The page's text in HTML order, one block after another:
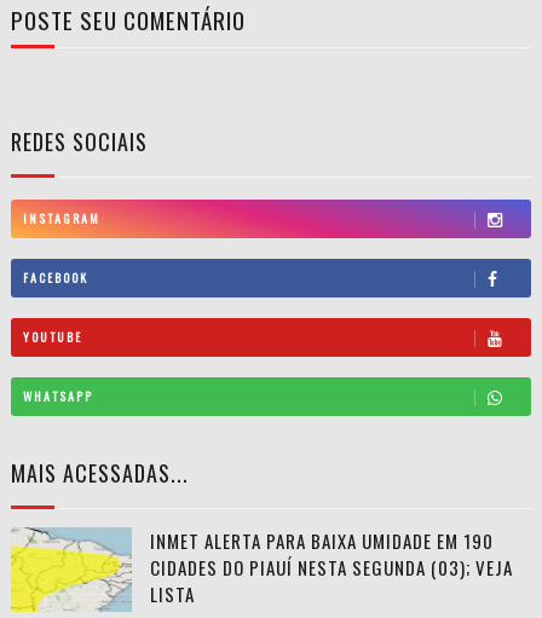
POSTE SEU COMENTÁRIO
REDES SOCIAIS
INSTAGRAM
FACEBOOK
YOUTUBE
WHATSAPP
MAIS ACESSADAS...
INMET ALERTA PARA BAIXA UMIDADE EM 190
CIDADES DO PIAUÍ NESTA SEGUNDA (03); VEJA
LISTA